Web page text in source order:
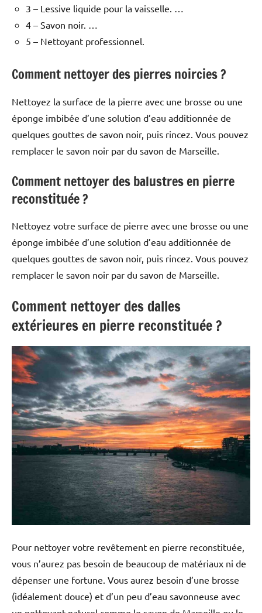
3 – Lessive liquide pour la vaisselle. …
4 – Savon noir. …
5 – Nettoyant professionnel.
Comment nettoyer des pierres noircies ?
Nettoyez la surface de la pierre avec une brosse ou une
éponge imbibée d’une solution d’eau additionnée de
quelques gouttes de savon noir, puis rincez. Vous pouvez
remplacer le savon noir par du savon de Marseille.
Comment nettoyer des balustres en pierre
reconstituée ?
Nettoyez votre surface de pierre avec une brosse ou une
éponge imbibée d’une solution d’eau additionnée de
quelques gouttes de savon noir, puis rincez. Vous pouvez
remplacer le savon noir par du savon de Marseille.
Comment nettoyer des dalles
extérieures en pierre reconstituée ?
Pour nettoyer votre revêtement en pierre reconstituée,
vous n’aurez pas besoin de beaucoup de matériaux ni de
dépenser une fortune. Vous aurez besoin d’une brosse
(idéalement douce) et d’un peu d’eau savonneuse avec